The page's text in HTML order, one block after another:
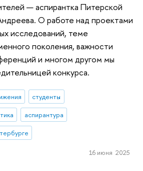
— аспирантка Питерской
О работе над проектами
исследований, теме
поколения, важности
и многом другом мы
конкурса.
студенты
аспирантура
16 июня 2025